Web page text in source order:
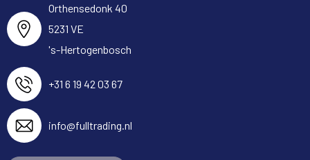
Orthensedonk 40
5231 VE
's-Hertogenbosch
+31 6 19 42 03 67
info@fulltrading.nl